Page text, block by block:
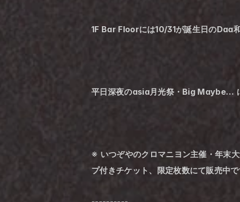
1F Bar Floorには10/31が誕生日のDaa
平日深夜のasia月光祭・Big Maybe…
※ いつぞやのクロマニヨン主催・年末
プ付きチケット、限定枚数にて販売中で